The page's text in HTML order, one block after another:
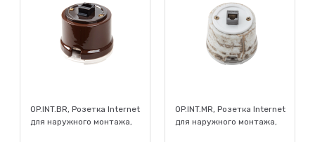
OP.INT.BR, Розетка Internet
для наружного монтажа,
OP.INT.MR, Розетка Internet
для наружного монтажа,